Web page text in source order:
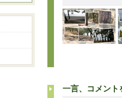
一言、コメント